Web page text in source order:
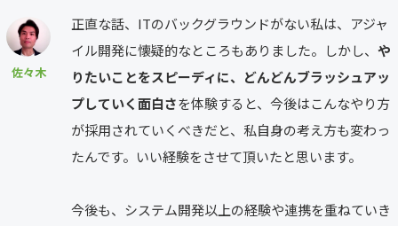
佐々木
正直な話、ITのバックグラウンドがない私は、アジャ
イル開発に懐疑的なところもありました。しかし、 や
りたいことをスピーディに、どんどんブラッシュアッ
プしていく面白さを体験すると、今後はこんなやり方
が採用されていくべきだと、私自身の考え方も変わっ
たんです。いい経験をさせて頂いたと思います。
今後も、システム開発以上の経験や連携を重ねていき